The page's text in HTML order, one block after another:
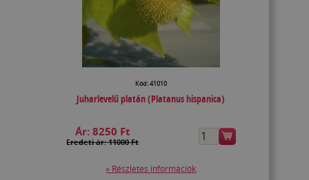
Kód: 41010
Juharlevelű platán (Platanus hispanica)
Ár: 8250 Ft
Eredeti ár: 11000 Ft
» Részletes információk